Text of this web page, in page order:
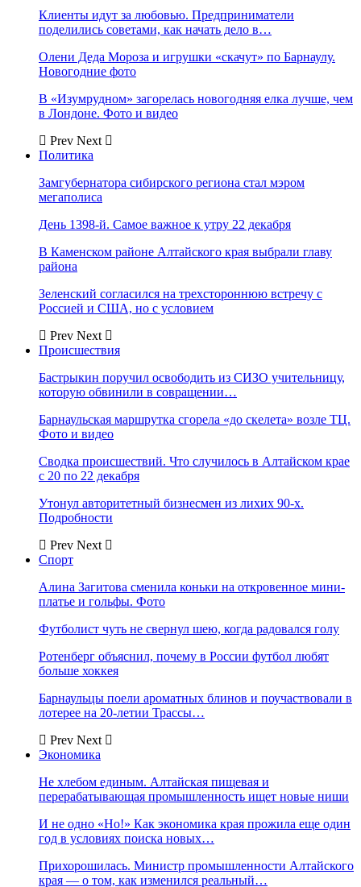
Клиенты идут за любовью. Предприниматели
поделились советами, как начать дело в…
Олени Деда Мороза и игрушки «скачут» по Барнаулу.
Новогодние фото
В «Изумрудном» загорелась новогодняя елка лучше, чем
в Лондоне. Фото и видео
Prev Next
Политика
Замгубернатора сибирского региона стал мэром
мегаполиса
День 1398-й. Самое важное к утру 22 декабря
В Каменском районе Алтайского края выбрали главу
района
Зеленский согласился на трехстороннюю встречу с
Россией и США, но с условием
Prev Next
Происшествия
Бастрыкин поручил освободить из СИЗО учительницу,
которую обвинили в совращении…
Барнаульская маршрутка сгорела «до скелета» возле ТЦ.
Фото и видео
Сводка происшествий. Что случилось в Алтайском крае
с 20 по 22 декабря
Утонул авторитетный бизнесмен из лихих 90-х.
Подробности
Prev Next
Спорт
Алина Загитова сменила коньки на откровенное мини-
платье и гольфы. Фото
Футболист чуть не свернул шею, когда радовался голу
Ротенберг объяснил, почему в России футбол любят
больше хоккея
Барнаульцы поели ароматных блинов и поучаствовали в
лотерее на 20-летии Трассы…
Prev Next
Экономика
Не хлебом единым. Алтайская пищевая и
перерабатывающая промышленность ищет новые ниши
И не одно «Но!» Как экономика края прожила еще один
год в условиях поиска новых…
Прихорошилась. Министр промышленности Алтайского
края — о том, как изменился реальный…